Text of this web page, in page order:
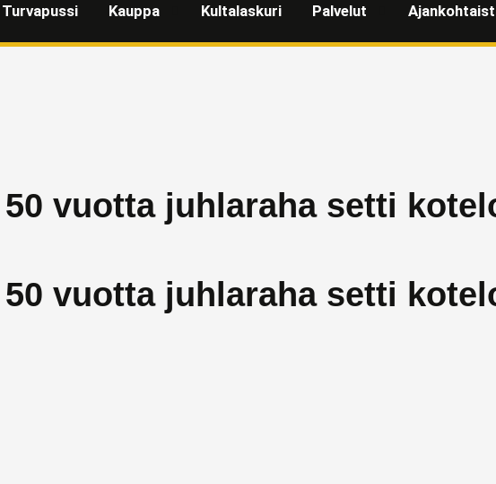
Turvapussi Kauppa Kultalaskuri Palvelut
vuotta juhlaraha setti
vuotta juhlaraha setti